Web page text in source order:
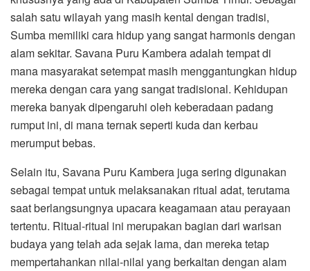
salah satu wilayah yang masih kental dengan tradisi,
Sumba memiliki cara hidup yang sangat harmonis dengan
alam sekitar. Savana Puru Kambera adalah tempat di
mana masyarakat setempat masih menggantungkan hidup
mereka dengan cara yang sangat tradisional. Kehidupan
mereka banyak dipengaruhi oleh keberadaan padang
rumput ini, di mana ternak seperti kuda dan kerbau
merumput bebas.
Selain itu, Savana Puru Kambera juga sering digunakan
sebagai tempat untuk melaksanakan ritual adat, terutama
saat berlangsungnya upacara keagamaan atau perayaan
tertentu. Ritual-ritual ini merupakan bagian dari warisan
budaya yang telah ada sejak lama, dan mereka tetap
mempertahankan nilai-nilai yang berkaitan dengan alam